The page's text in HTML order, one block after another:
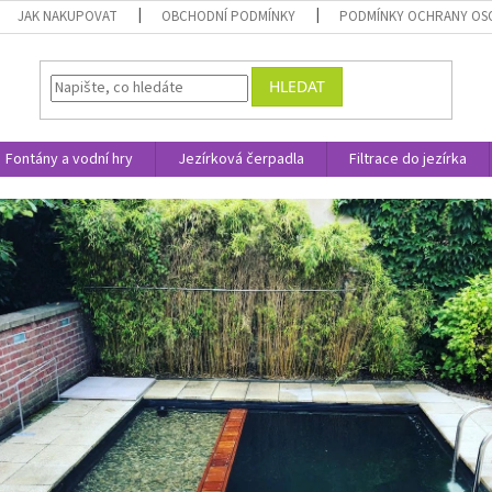
JAK NAKUPOVAT OBCHODNÍ PODMÍNKY PODMÍNKY OCHRANY
HLEDAT
Fontány a vodní hry Jezírková čerpadla Filtrace do jezírka